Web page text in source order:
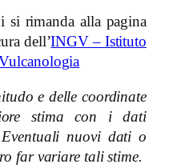
si rimanda alla pagina
dell’INGV – Istituto
e delle coordinate
stima con i dati
nuovi dati o
far variare tali stime.